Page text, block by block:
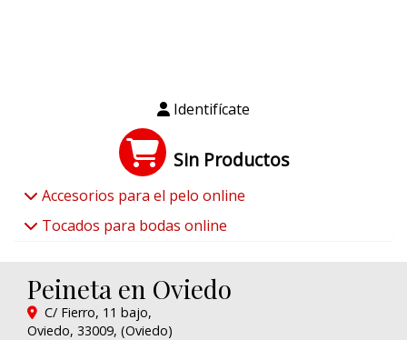
Identifícate
Sin Productos
Accesorios para el pelo online
Tocados para bodas online
Peineta en Oviedo
C/ Fierro, 11 bajo,
Oviedo, 33009, (Oviedo)